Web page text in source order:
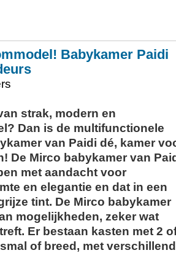
Babykamer Paidi
strak, modern en
Dan is de multifunctionele
van Paidi dé, kamer
De Mirco babykamer van
met aandacht voor
en elegantie en dat in een
tint. De Mirco babykamer
mogelijkheden, zeker wat
Er bestaan kasten met 2
of breed, met